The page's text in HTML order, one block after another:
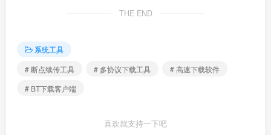
THE END
系统工具
# 断点续传工具
# 多协议下载工具
# 高速下载软件
# BT下载客户端
喜欢就支持一下吧